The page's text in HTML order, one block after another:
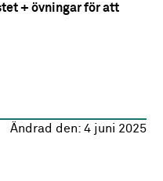
+ övningar för att
Ändrad den: 4 juni 2025